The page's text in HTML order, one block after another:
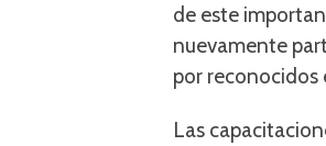
de este
nuevamente
por reconocidos
Las